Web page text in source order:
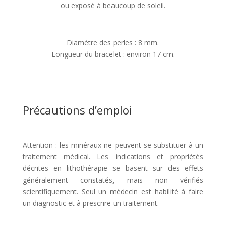
ou exposé à beaucoup de soleil.
Diamètre des perles : 8 mm.
Longueur du bracelet: environ 17 cm.
Précautions d’emploi
Attention : les minéraux ne peuvent se substituer à un
traitement médical. Les indications et propriétés
décrites en lithothérapie se basent sur des effets
généralement constatés, mais non vérifiés
scientifiquement. Seul un médecin est habilité à faire
un diagnostic et à prescrire un traitement.